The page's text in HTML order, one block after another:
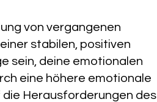
von vergangenen
stabilen, positiven
sein, deine emotionalen
eine höhere emotionale
Herausforderungen des